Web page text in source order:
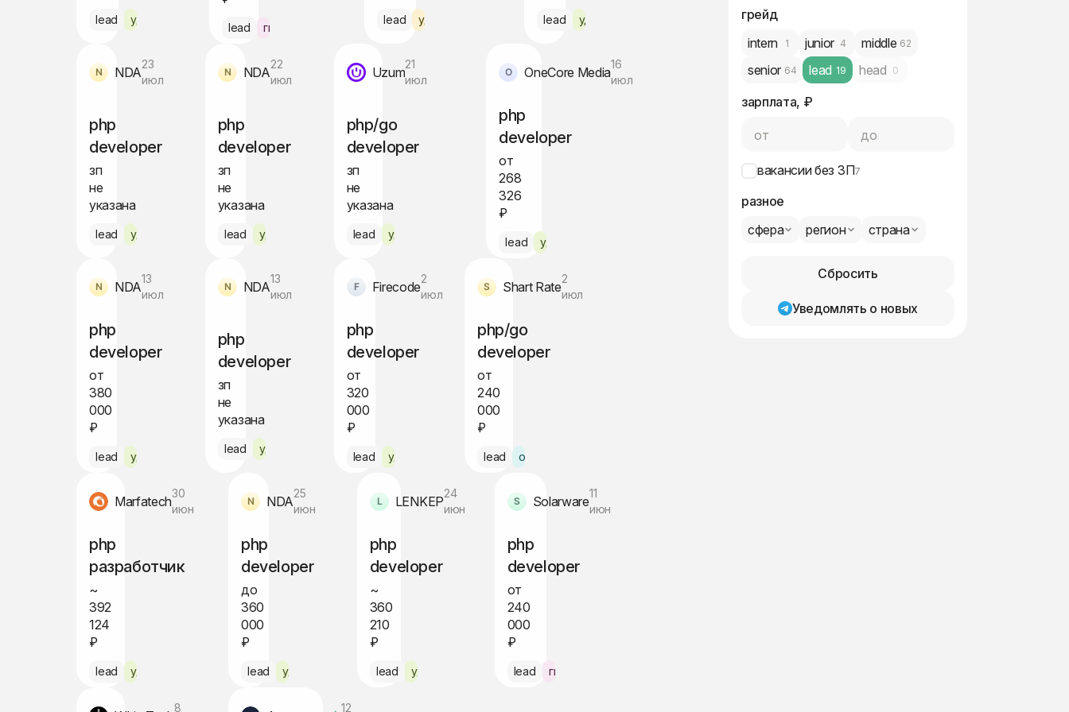
lead удалённо
lead гибрид Москва
lead удалённо по РФ lead удалённо
NDA
23
июл
php
developer
зп
не
указана
lead удалённо
NDA
22
июл
php
developer
зп
не
указана
lead удалённо
Uzum
21
июл
php/go
developer
зп
не
указана
lead удалённо
OneCore Media
16
июл
php
developer
от
268
326
₽
lead удалённо
NDA
13
июл
php
developer
от
380
000
₽
lead удалённо
NDA
13
июл
php
developer
зп
не
указана
lead удалённо
Firecode
2
июл
php
developer
от
320
000
₽
lead удалённо
Shart Rate
2
июл
php/go
developer
от
240
000
₽
lead офис Алматы
Marfatech
30
июн
php
разработчик
~
392
124
₽
lead удалённо
NDA
25
июн
php
developer
до
360
000
₽
lead удалённо
LENKEP
24
июн
php
developer
~
360
210
₽
lead удалённо
Solarware
11
июн
php
developer
от
240
000
₽
lead гибрид Ташкент
8 12
грейд
intern
1 junior 4 middle 62
senior 64 lead 19 head 0
зарплата, ₽
от до
вакансии без ЗП7
разное
сфера
регион страна
Сбросить
Уведомлять о новых